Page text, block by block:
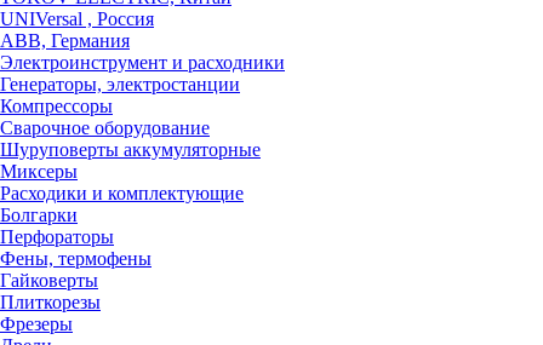
UNIVersal , Россия
ABB, Германия
Электроинструмент и расходники
Генераторы, электростанции
Компрессоры
Сварочное оборудование
Шуруповерты аккумуляторные
Миксеры
Расходики и комплектующие
Болгарки
Перфораторы
Фены, термофены
Гайковерты
Плиткорезы
Фрезеры